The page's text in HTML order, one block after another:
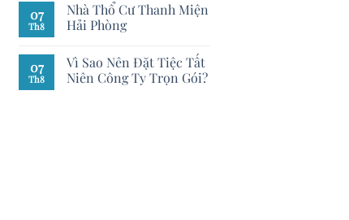
07
Th8
Nhà Thổ Cư Thanh Miện
Hải Phòng
07
Th8
Vì Sao Nên Đặt Tiệc Tất
Niên Công Ty Trọn Gói?